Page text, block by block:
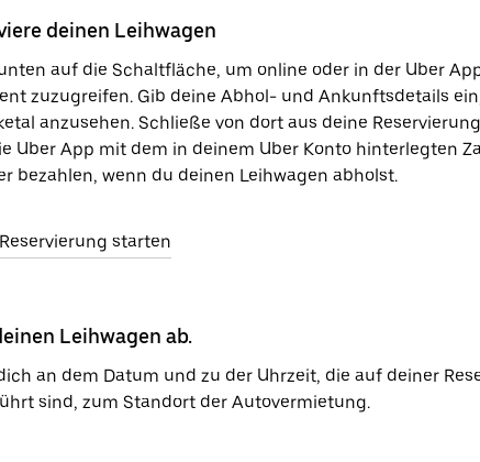
deinen Leihwagen
auf die Schaltfläche, um online oder in der Uber
zuzugreifen. Gib deine Abhol- und Ankunftsdetails
anzusehen. Schließe von dort aus deine
Uber App mit dem in deinem Uber Konto hinterlegten
bezahlen, wenn du deinen Leihwagen abholst.
starten
Leihwagen ab.
an dem Datum und zu der Uhrzeit, die auf deiner
sind, zum Standort der Autovermietung.